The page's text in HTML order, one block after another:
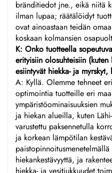
bränditiedot jne., eikä niitä
ilman lupaa; räätälöidyt
ovat ainoastaan teidän
koskaan kolmansien
K: Onko tuotteella
erityisiin olosuhteisiin
esiintyvät hiekka- ja
A: Kyllä. Olemme tehneet
optimointia tuotteille eri
ympäristöominaisuuksien
ja hiekan alueilla, kuten
varustettu paksennetulla
ja korkean lämpötilan
hiekankestävyyttä, ja
hiekka- ja vesitiukkuudet